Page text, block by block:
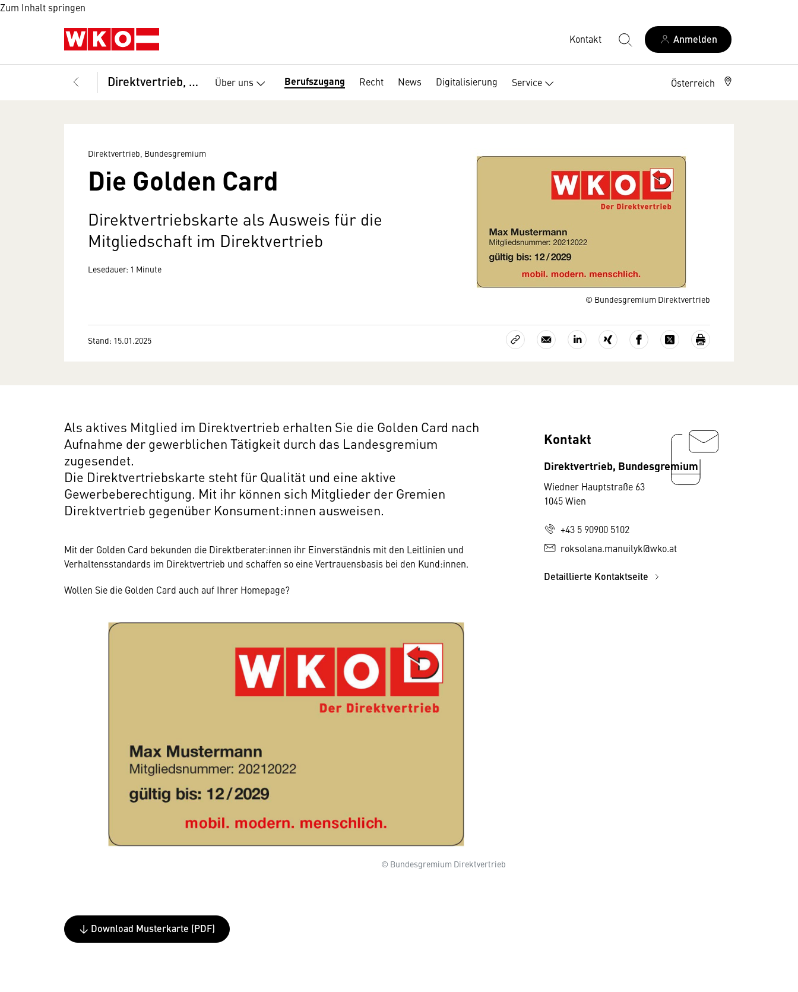
Zum Inhalt springen
Kontakt Anmelden
Direktvertrieb, Bundesgremium Über uns Berufszugang Recht News Digitalisierung Service Österreich
© Bundesgremium Direktvertrieb
Direktvertrieb, Bundesgremium
Die Golden Card
Direktvertriebskarte als Ausweis für die
Mitgliedschaft im Direktvertrieb
Lesedauer: 1 Minute
Stand: 15.01.2025
Als aktives Mitglied im Direktvertrieb erhalten Sie die Golden Card nach
Aufnahme der gewerblichen Tätigkeit durch das Landesgremium
zugesendet.
Die Direktvertriebskarte steht für Qualität und eine aktive
Gewerbeberechtigung. Mit ihr können sich Mitglieder der Gremien
Direktvertrieb gegenüber Konsument:innen ausweisen.
Mit der Golden Card bekunden die Direktberater:innen ihr Einverständnis mit den Leitlinien und
Verhaltensstandards im Direktvertrieb und schaffen so eine Vertrauensbasis bei den Kund:innen.
Wollen Sie die Golden Card auch auf Ihrer Homepage?
© Bundesgremium Direktvertrieb
↓ Download Musterkarte (PDF)
Kontakt
Direktvertrieb, Bundesgremium
Wiedner Hauptstraße 63
1045 Wien
+43 5 90900 5102
roksolana.manuilyk@wko.at
Detaillierte Kontaktseite